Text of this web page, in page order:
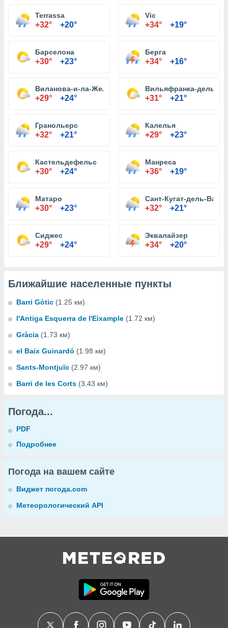
Terrassa
+32° +20°
Vic
+34° +19°
Барселона
+30° +23°
Берга
+34° +16°
Виланова-и-ла-Желтру
+29° +24°
Вильяфранка-дель-
+31° +21°
Гранольерс
+32° +21°
Калелья
+29° +23°
Кастельдефельс
+30° +24°
Манреса
+36° +19°
Матаро
+30° +23°
Сант-Кугат-дель-
+32° +21°
Сиджес
+29° +24°
Эквалайзер
+34° +20°
Ближайшие населенные пункты
Barri Gòtic (1.25 км)
l'Antiga Esquerra de l'Eixample (1.72 км)
Gràcia (1.73 км)
el Baix Guinardó (1.98 км)
Sants-Montjuïc (2.97 км)
Barri de les Corts (3.43 км)
Погода...
PDF
Подробнее
Погода на вашем сайте
Виджет погода.com
Метеорологический API